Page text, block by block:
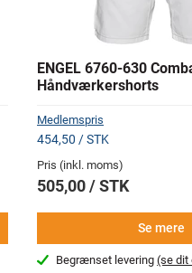
ENGEL 6760-630
Håndværkershorts
Medlemspris
454,50 / STK
Pris (inkl. moms)
505,00 / STK
Se mere
Begrænset levering(se dit